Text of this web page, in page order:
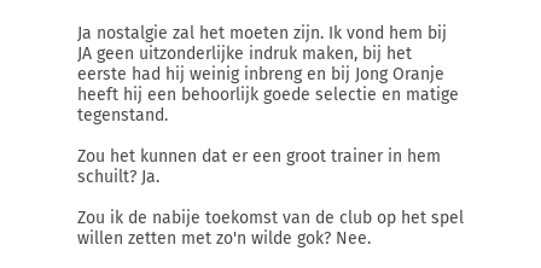
Ja nostalgie zal het moeten zijn. Ik vond hem bij
JA geen uitzonderlijke indruk maken, bij het
eerste had hij weinig inbreng en bij Jong Oranje
heeft hij een behoorlijk goede selectie en matige
tegenstand.
Zou het kunnen dat er een groot trainer in hem
schuilt? Ja.
Zou ik de nabije toekomst van de club op het spel
willen zetten met zo'n wilde gok? Nee.